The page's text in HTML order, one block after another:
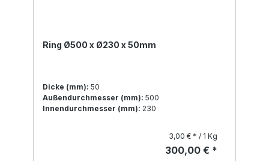
Ring Ø500 x Ø230 x 50mm
Dicke (mm): 50
Außendurchmesser (mm): 500
Innendurchmesser (mm): 230
3,00 € * / 1 Kg
300,00 € *